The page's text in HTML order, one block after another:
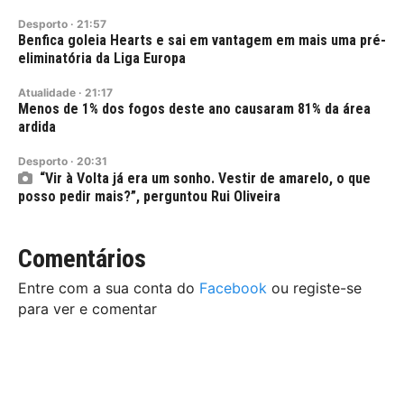
Desporto · 21:57
Benfica goleia Hearts e sai em vantagem em mais uma pré-
eliminatória da Liga Europa
Atualidade · 21:17
Menos de 1% dos fogos deste ano causaram 81% da área
ardida
Desporto · 20:31
“Vir à Volta já era um sonho. Vestir de amarelo, o que
posso pedir mais?”, perguntou Rui Oliveira
Comentários
Entre com a sua conta do Facebook ou registe-se
para ver e comentar